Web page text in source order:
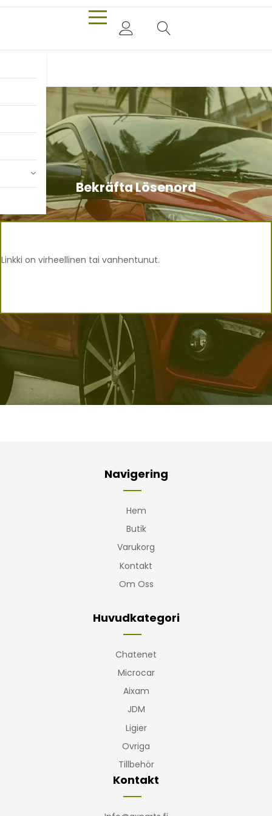
Bekräfta Lösenord
Linkki on virheellinen tai vanhentunut.
Navigering
Hem
Butik
Varukorg
Kontakt
Om Oss
Huvudkategori
Chatenet
Microcar
Aixam
JDM
Ligier
Ovriga
Tillbehör
Kontakt